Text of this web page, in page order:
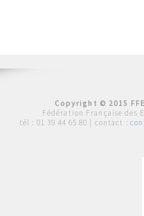
Copyright © 2015
Fédération Française des
tél : 01 39 44 65 80 | contact :